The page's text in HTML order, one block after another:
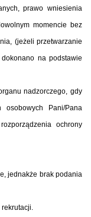
prawo wniesienia
momencie bez
(jeżeli przetwarzanie
na podstawie
nadzorczego, gdy
osobowych Pani/Pana
ochrony
jednakże brak podania